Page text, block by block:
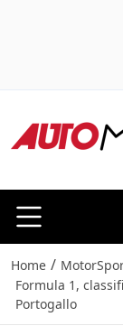
Home /
Formula 1,
Portogallo